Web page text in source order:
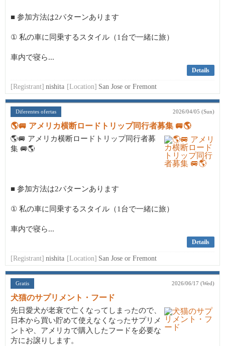
■ 参加方法は2パターンあります
① 私の車に同乗するスタイル（1台で一緒に旅）
車内で寝ら...
Details
[Registrant] nishita [Location] San Jose or Fremont
Diferentes ofertas 2026/04/05 (Sun)
🌎🚐 アメリカ横断ロードトリップ同行者募集 🚐🌎
🌎🚐 アメリカ横断ロードトリップ同行者募
集 🚐🌎
■ 参加方法は2パターンあります
① 私の車に同乗するスタイル（1台で一緒に旅）
車内で寝ら...
Details
[Registrant] nishita [Location] San Jose or Fremont
Gratis 2026/06/17 (Wed)
犬猫のサプリメント・フード
先日愛犬が老衰で亡くなってしまったので、
日本から買い貯めて使えなくなったサプリメ
ントや、アメリカで購入したフードを必要な
方にお譲りします。